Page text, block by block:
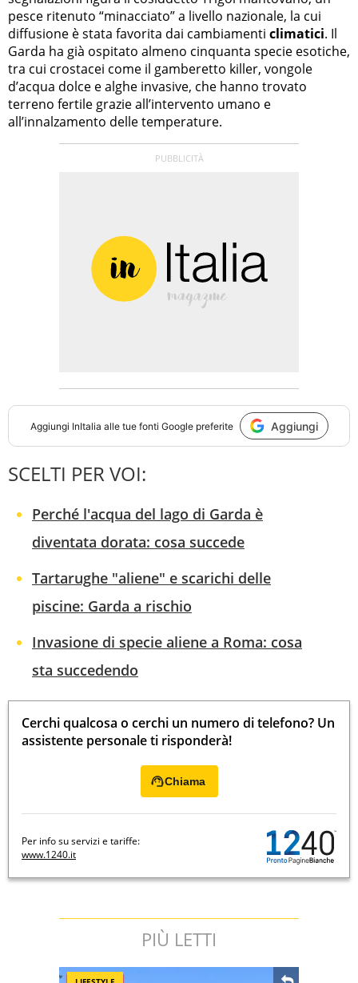
pesce ritenuto “minacciato” a livello nazionale, la cui
diffusione è stata favorita dai cambiamenti climatici. Il
Garda ha già ospitato almeno cinquanta specie esotiche,
tra cui crostacei come il gamberetto killer, vongole
d’acqua dolce e alghe invasive, che hanno trovato
terreno fertile grazie all’intervento umano e
all’innalzamento delle temperature.
Aggiungi InItalia alle tue fonti Google preferite Aggiungi
SCELTI PER VOI:
Perché l'acqua del lago di Garda è
diventata dorata: cosa succede
Tartarughe "aliene" e scarichi delle
piscine: Garda a rischio
Invasione di specie aliene a Roma: cosa
sta succedendo
Cerchi qualcosa o cerchi un numero di telefono? Un
assistente personale ti risponderà!
Chiama
Per info su servizi e tariffe:
www.1240.it
PIÙ LETTI